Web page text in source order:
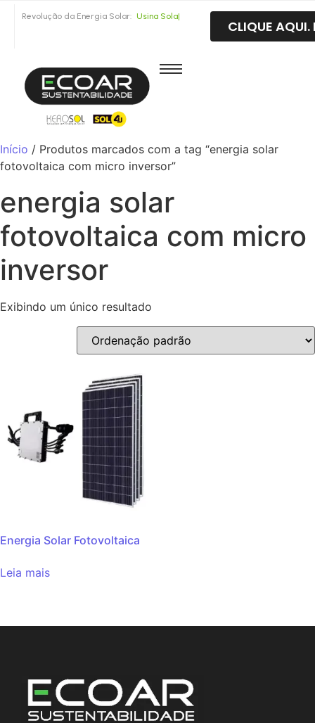
Revolução da Energia Solar: Usina So ar
CLIQUE
Início / Produtos marcados com a tag “energia solar
fotovoltaica com micro inversor”
energia solar
fotovoltaica com micro
inversor
Exibindo um único resultado
Energia Solar Fotovoltaica
Leia mais